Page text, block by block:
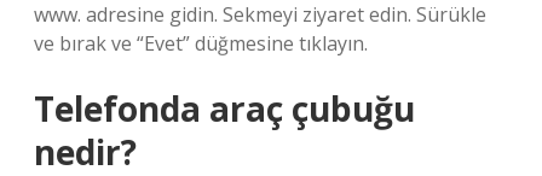
www. adresine gidin. Sekmeyi ziyaret edin. Sürükle
ve bırak ve “Evet” düğmesine tıklayın.
Telefonda araç çubuğu
nedir?